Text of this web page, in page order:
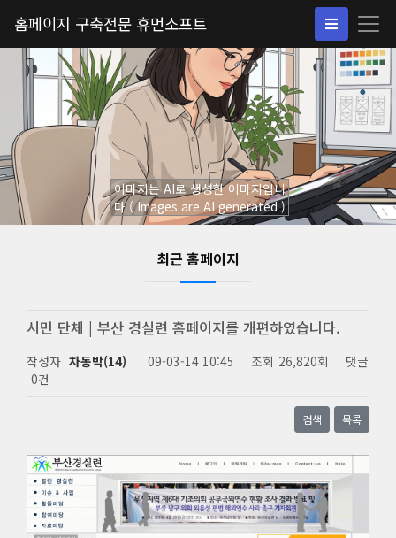
홈페이지 구축전문 휴먼소프트
이미지는 AI로 생성한 이미지입니
다 ( Images are AI generated )
최근 홈페이지
시민 단체 | 부산 경실련 홈페이지를 개편하였습니다.
작성자 차동박(14) 09-03-14 10:45 조회 26,820회
댓글
0건
검색 목록